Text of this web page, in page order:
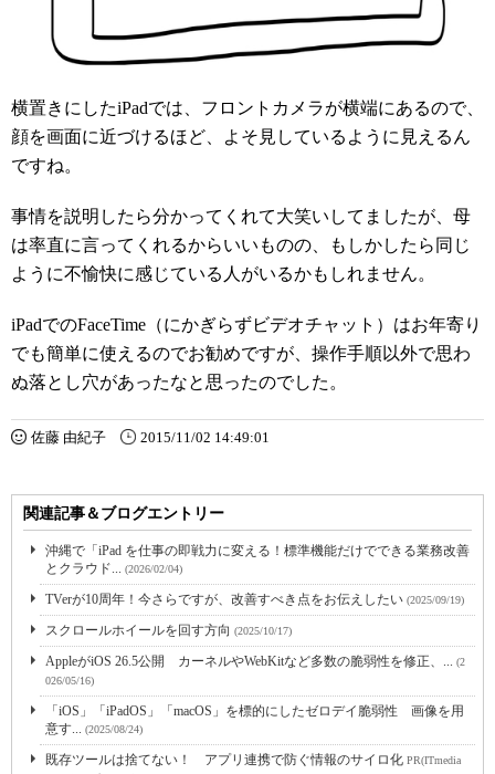
横置きにしたiPadでは、フロントカメラが横端にあるので、
顔を画面に近づけるほど、よそ見しているように見えるん
ですね。
事情を説明したら分かってくれて大笑いしてましたが、母
は率直に言ってくれるからいいものの、もしかしたら同じ
ように不愉快に感じている人がいるかもしれません。
iPadでのFaceTime（にかぎらずビデオチャット）はお年寄り
でも簡単に使えるのでお勧めですが、操作手順以外で思わ
ぬ落とし穴があったなと思ったのでした。
佐藤 由紀子 2015/11/02 14:49:01
関連記事＆ブログエントリー
沖縄で「iPad を仕事の即戦力に変える！標準機能だけでできる業務改善
とクラウド...
(2026/02/04)
TVerが10周年！今さらですが、改善すべき点をお伝えしたい (2025/09/19)
スクロールホイールを回す方向 (2025/10/17)
AppleがiOS 26.5公開 カーネルやWebKitなど多数の脆弱性を修正、...
(2
026/05/16)
「iOS」「iPadOS」「macOS」を標的にしたゼロデイ脆弱性 画像を用
意す...
(2025/08/24)
既存ツールは捨てない！ アプリ連携で防ぐ情報のサイロ化 PR(ITmedia